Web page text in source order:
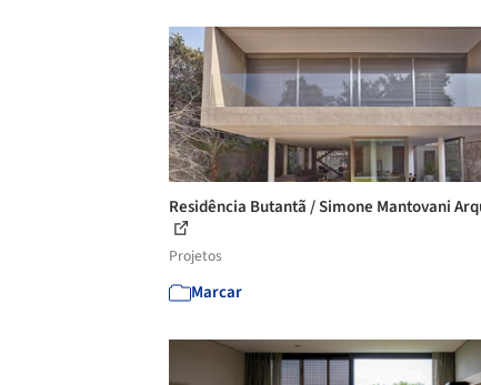
Residência Butantã / Simone Mantovani
Projetos
Marcar